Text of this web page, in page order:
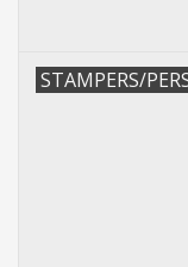
Baby & Peuter
STAMPERS/